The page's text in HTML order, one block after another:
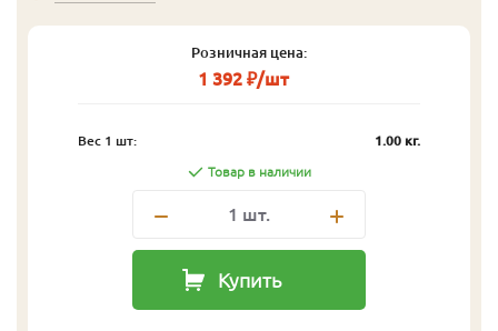
Розничная цена:
1 392 ₽/шт
Вес 1 шт: 1.00 кг.
Товар в наличии
1 шт.
Купить